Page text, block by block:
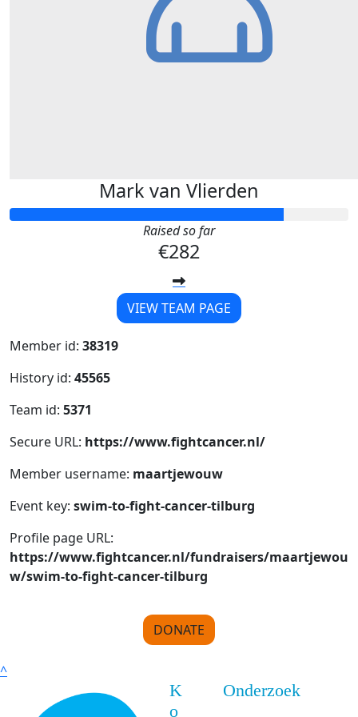
Mark van Vlierden
Raised so far
€282
VIEW TEAM PAGE
Member id: 38319
History id: 45565
Team id: 5371
Secure URL: https://www.fightcancer.nl/
Member username: maartjewouw
Event key: swim-to-fight-cancer-tilburg
Profile page URL:
https://www.fightcancer.nl/fundraisers/maartjewou
w/swim-to-fight-cancer-tilburg
DONATE
^
K
o
Onderzoek